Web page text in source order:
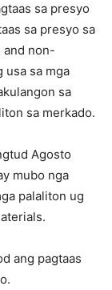
sa presyo
sa presyo sa
and non-
usa sa mga
sa
sa merkado.
Agosto
mubo nga
palaliton ug
ang pagtaas